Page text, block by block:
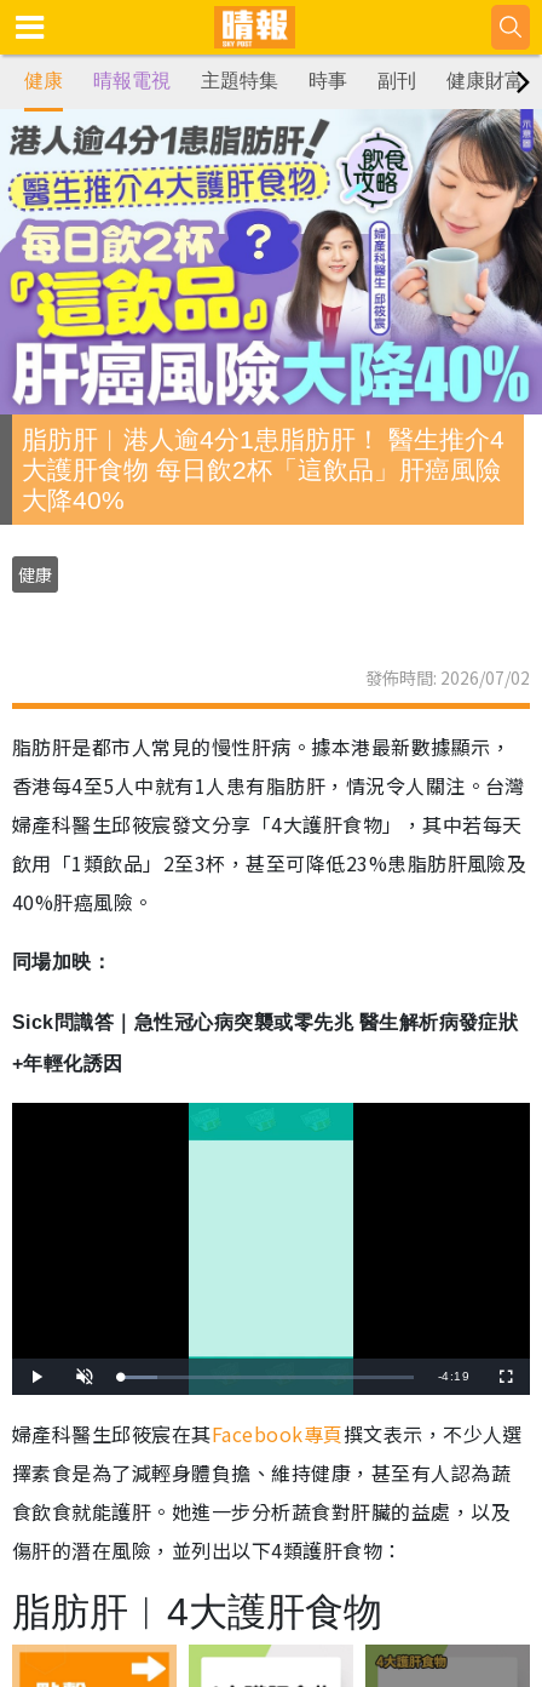
健康 晴報電視 主題特集 時事 副刊 健康財富
脂肪肝︱港人逾4分1患脂肪肝！ 醫生推介4
大護肝食物 每日飲2杯「這飲品」肝癌風險
大降40%
健康
發佈時間: 2026/07/02
脂肪肝是都市人常見的慢性肝病。據本港最新數據顯示，
香港每4至5人中就有1人患有脂肪肝，情況令人關注。台灣
婦產科醫生邱筱宸發文分享「4大護肝食物」，其中若每天
飲用「1類飲品」2至3杯，甚至可降低23%患脂肪肝風險及
40%肝癌風險。
同場加映：
Sick問識答｜急性冠心病突襲或零先兆 醫生解析病發症狀
+年輕化誘因
播
放
開
啟
載
入
:
1
.
5
%
剩
間
-4:19
全
螢
婦產科醫生邱筱宸在其Facebook專頁撰文表示，不少人選
擇素食是為了減輕身體負擔、維持健康，甚至有人認為蔬
食飲食就能護肝。她進一步分析蔬食對肝臟的益處，以及
傷肝的潛在風險，並列出以下4類護肝食物：
脂肪肝︱4大護肝食物